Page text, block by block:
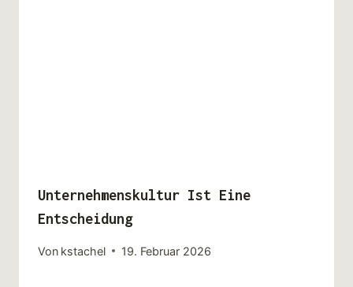
Unternehmenskultur Ist Eine
Entscheidung
Von kstachel 19. Februar 2026